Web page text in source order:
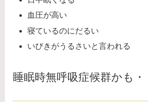
血圧が高い
寝ているのにだるい
いびきがうるさいと言われる
睡眠時無呼吸症候群かも・